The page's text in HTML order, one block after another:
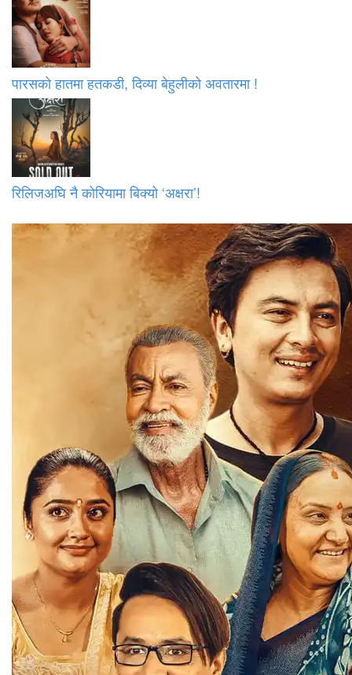
पारसको हातमा हतकडी, दिव्या बेहुलीको अवतारमा !
रिलिजअघि नै कोरियामा बिक्यो ‘अक्षरा’!